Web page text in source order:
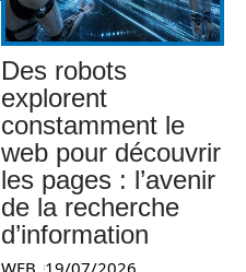
Des robots
explorent
constamment le
web pour découvrir
les pages : l’avenir
de la recherche
d’information
WEB 19/07/2026